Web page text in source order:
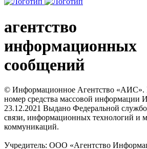
агентство
информационных
сообщений
© Информационное Агентство «АИС».
номер средства массовой
23.12.2021 Выдано Федеральной
связи, информационных технологий и
коммуникаций.
Учредитель: ООО «Агентство